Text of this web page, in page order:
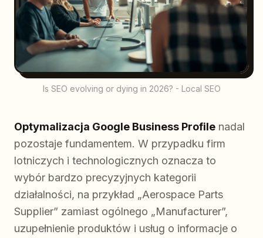
Is SEO evolving or dying in 2026? - Local SEO
Optymalizacja Google Business Profile nadal
pozostaje fundamentem. W przypadku firm
lotniczych i technologicznych oznacza to
wybór bardzo precyzyjnych kategorii
działalności, na przykład „Aerospace Parts
Supplier” zamiast ogólnego „Manufacturer”,
uzupełnienie produktów i usług o informacje o